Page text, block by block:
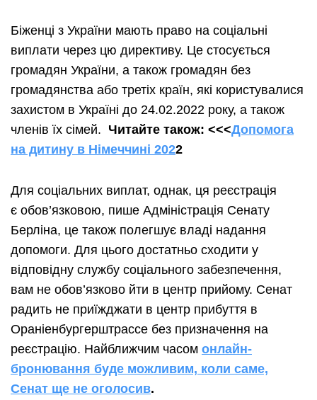
Біженці з України мають право на соціальні
виплати через цю директиву. Це стосується
громадян України, а також громадян без
громадянства або третіх країн, які користувалися
захистом в Україні до 24.02.2022 року, а також
членів їх сімей. Читайте також: <<<Допомога
на дитину в Німеччині 2022
Для соціальних виплат, однак, ця реєстрація
є обов’язковою, пише Адміністрація Сенату
Берліна, це також полегшує владі надання
допомоги. Для цього достатньо сходити у
відповідну службу соціального забезпечення,
вам не обов’язково йти в центр прийому. Сенат
радить не приїжджати в центр прибуття в
Ораніенбургерштрассе без призначення на
реєстрацію. Найближчим часом онлайн-
бронювання буде можливим, коли саме,
Сенат ще не оголосив.